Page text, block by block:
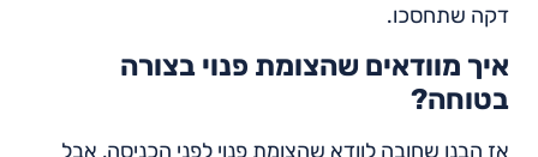
דקה שתחסכו.
איך מוודאים שהצומת פנוי בצורה
בטוחה?
אז הבנו שחובה לוודא שהצומת פנוי לפני הכניסה, אבל